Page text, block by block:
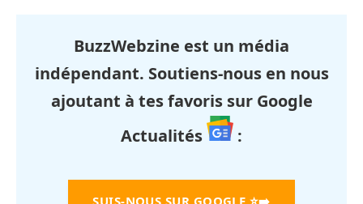
BuzzWebzine est un média
indépendant. Soutiens-nous en nous
ajoutant à tes favoris sur Google
Actualités
:
SUIS-NOUS SUR GOOGLE ⭐➡️